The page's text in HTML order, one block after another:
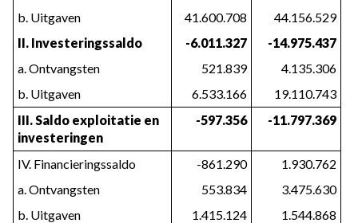
b. Uitgaven
41.600.708
44.156.529
II. Investeringssaldo
-6.011.327
-14.975.437
a. Ontvangsten
521.839
4.135.306
b. Uitgaven
6.533.166
19.110.743
III. Saldo exploitatie en
investeringen
-597.356 -11.797.369
IV. Financieringssaldo -861.290
1.930.762
a. Ontvangsten
553.834
3.475.630
b. Uitgaven
1.415.124
1.544.868